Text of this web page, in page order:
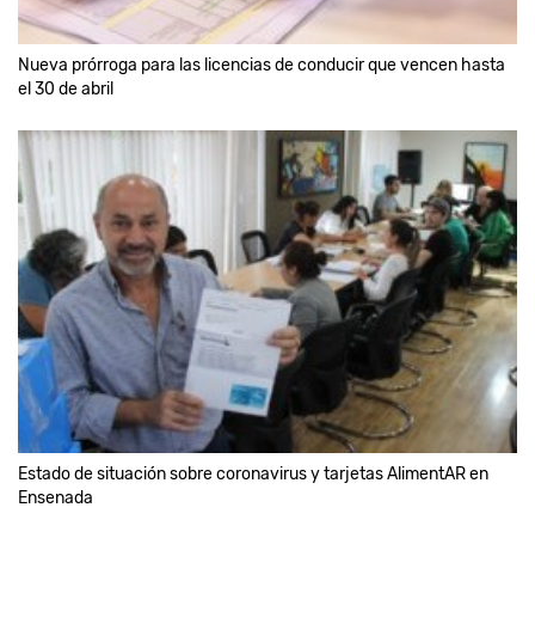
Nueva prórroga para las licencias de conducir que vencen hasta
el 30 de abril
Estado de situación sobre coronavirus y tarjetas AlimentAR en
Ensenada